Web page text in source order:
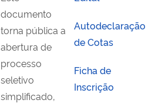
documento
torna pública a
abertura de
processo
seletivo
simplificado,
Autodeclaração
de Cotas
Ficha de
Inscrição